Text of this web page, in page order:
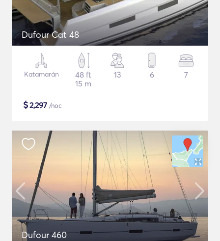
Dufour Cat 48
Katamarán
48 ft
15 m
13 6 7
$2,297 /noc
Dufour 460